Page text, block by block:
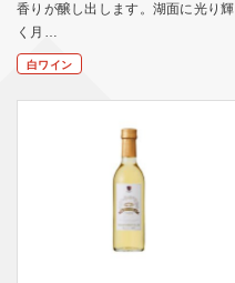
香りが醸し出します。湖面に光り輝
く月…
白ワイン